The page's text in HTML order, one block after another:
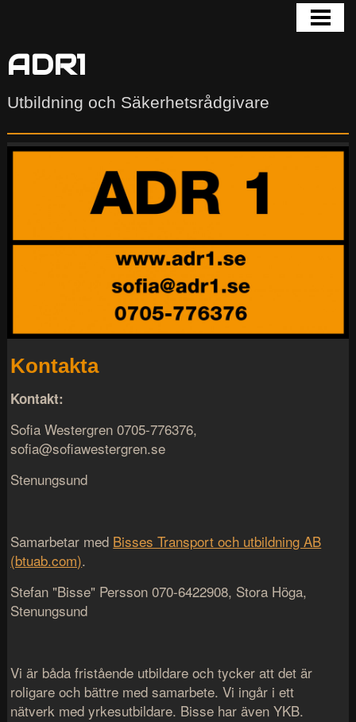
INFÖR UTBILDNING OCH PROV
KONTAKTA
ADR1
Utbildning och Säkerhetsrådgivare
Kontakta
Kontakt:
Sofia Westergren 0705-776376,
sofia@sofiawestergren.se
Stenungsund
Samarbetar med Bisses Transport och utbildning AB
(btuab.com).
Stefan "Bisse" Persson 070-6422908, Stora Höga,
Stenungsund
Vi är båda fristående utbildare och tycker att det är
roligare och bättre med samarbete. Vi ingår i ett
nätverk med yrkesutbildare. Bisse har även YKB.